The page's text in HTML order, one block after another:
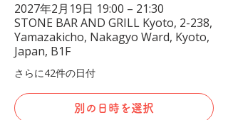
2027年2月19日 19:00 – 21:30
STONE BAR AND GRILL Kyoto, 2-238,
Yamazakicho, Nakagyo Ward, Kyoto,
Japan, B1F
さらに42件の日付
別の日時を選択